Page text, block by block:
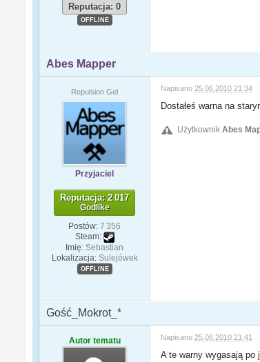
Reputacja: 0
OFFLINE
Abes Mapper
Repulsion Gel
Przyjaciel
Reputacja: 2 017
Godlike
Postów: 7 356
Steam:
Imię: Sebastian
Lokalizacja: Sulejówek
OFFLINE
Napisano 25.06.2010 21:34
Dostałeś warna na
UżytkownikAbes
Gość_Mokrot_*
Autor tematu Napisano 25.06.2010 21:41
A te warny wygasają po